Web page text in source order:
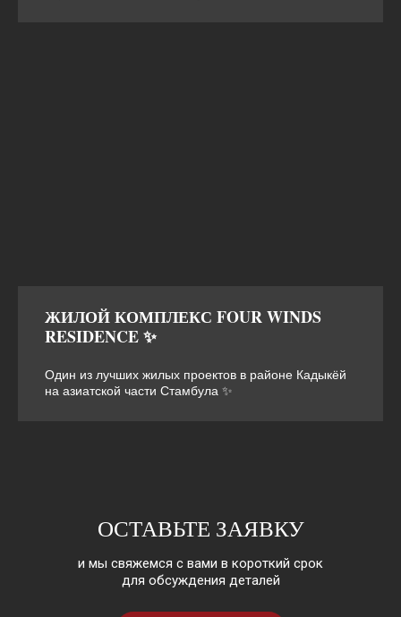
ЖИЛОЙ КОМПЛЕКС FOUR WINDS
RESIDENCE ✨
Один из лучших жилых проектов в районе Кадыкёй
на азиатской части Стамбула ✨
ОСТАВЬТЕ ЗАЯВКУ
и мы свяжемся с вами в короткий срок
для обсуждения деталей